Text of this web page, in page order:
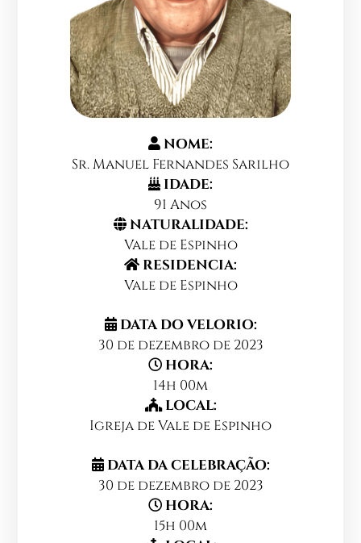
NOME:
Sr. Manuel Fernandes Sarilho
IDADE:
91 Anos
NATURALIDADE:
Vale de Espinho
RESIDENCIA:
Vale de Espinho
DATA DO VELORIO:
30 de dezembro de 2023
HORA:
14h 00m
LOCAL:
Igreja de Vale de Espinho
DATA DA CELEBRAÇÃO:
30 de dezembro de 2023
HORA:
15h 00m